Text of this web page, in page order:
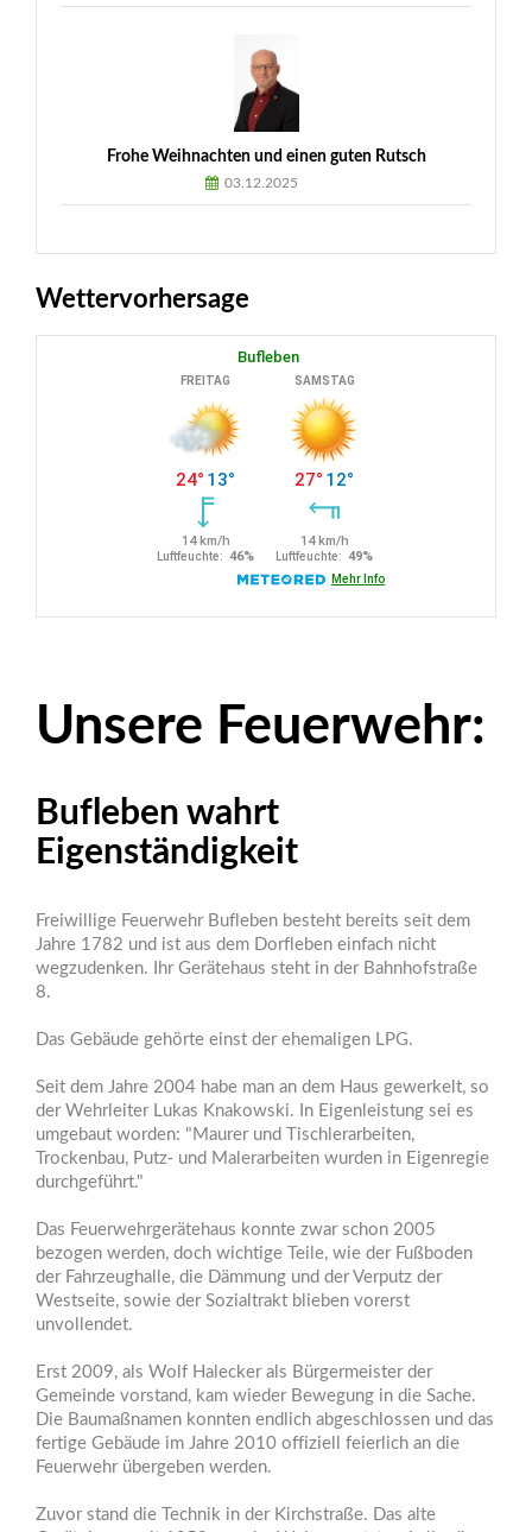
Frohe Weihnachten und einen guten Rutsch
03.12.2025
Wettervorhersage
Unsere Feuerwehr:
Bufleben wahrt
Eigenständigkeit
Freiwillige Feuerwehr Bufleben besteht bereits seit dem
Jahre 1782 und ist aus dem Dorfleben einfach nicht
wegzudenken. Ihr Gerätehaus steht in der Bahnhofstraße
8.
Das Gebäude gehörte einst der ehemaligen LPG.
Seit dem Jahre 2004 habe man an dem Haus gewerkelt, so
der Wehrleiter Lukas Knakowski. In Eigenleistung sei es
umgebaut worden: "Maurer und Tischlerarbeiten,
Trockenbau, Putz- und Malerarbeiten wurden in Eigenregie
durchgeführt."
Das Feuerwehrgerätehaus konnte zwar schon 2005
bezogen werden, doch wichtige Teile, wie der Fußboden
der Fahrzeughalle, die Dämmung und der Verputz der
Westseite, sowie der Sozialtrakt blieben vorerst
unvollendet.
Erst 2009, als Wolf Halecker als Bürgermeister der
Gemeinde vorstand, kam wieder Bewegung in die Sache.
Die Baumaßnamen konnten endlich abgeschlossen und das
fertige Gebäude im Jahre 2010 offiziell feierlich an die
Feuerwehr übergeben werden.
Zuvor stand die Technik in der Kirchstraße. Das alte